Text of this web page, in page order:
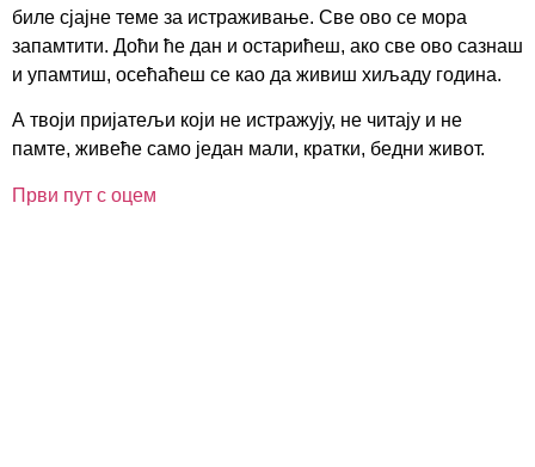
биле сјајне теме за истраживање. Све ово се мора
запамтити. Доћи ће дан и остарићеш, ако све ово сазнаш
и упамтиш, осећаћеш се као да живиш хиљаду година.
А твоји пријатељи који не истражују, не читају и не
памте, живеће само један мали, кратки, бедни живот.
Први пут с оцем